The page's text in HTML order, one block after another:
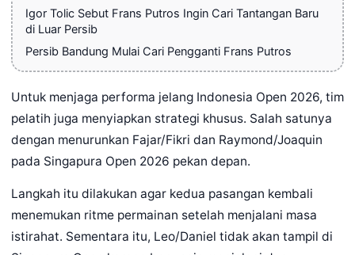
Igor Tolic Sebut Frans Putros Ingin Cari Tantangan Baru
di Luar Persib
Persib Bandung Mulai Cari Pengganti Frans Putros
Untuk menjaga performa jelang Indonesia Open 2026, tim
pelatih juga menyiapkan strategi khusus. Salah satunya
dengan menurunkan Fajar/Fikri dan Raymond/Joaquin
pada Singapura Open 2026 pekan depan.
Langkah itu dilakukan agar kedua pasangan kembali
menemukan ritme permainan setelah menjalani masa
istirahat. Sementara itu, Leo/Daniel tidak akan tampil di